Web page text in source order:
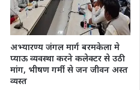
अभ्यारण्य जंगल मार्ग बरमकेला मे
प्याऊ व्यवस्था करने कलेक्टर से उठी
मांग, भीषण गर्मी से जन जीवन अस्त
व्यस्त